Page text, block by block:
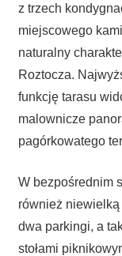
z trzech
miejscowego
naturalny
Roztocza.
funkcję tarasu
malownicze
pagórkowatego
W bezpośrednim
również niewielką
dwa parkingi, a
stołami